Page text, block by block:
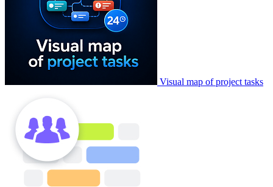
Visual map of project tasks